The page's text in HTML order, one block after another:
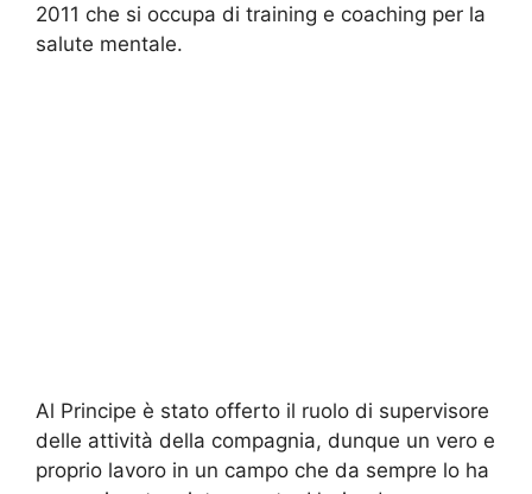
2011 che si occupa di training e coaching per la
salute mentale.
Al Principe è stato offerto il ruolo di supervisore
delle attività della compagnia, dunque un vero e
proprio lavoro in un campo che da sempre lo ha